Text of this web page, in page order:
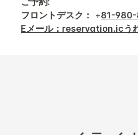
フロントデスク：
+81-980-
Eメール：reservation.icう